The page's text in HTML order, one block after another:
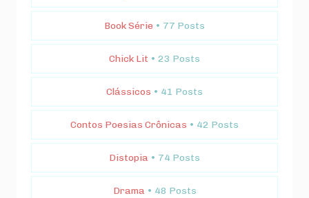
Book Série • 77 Posts
Chick Lit • 23 Posts
Clássicos • 41 Posts
Contos Poesias Crônicas • 42 Posts
Distopia • 74 Posts
Drama • 48 Posts